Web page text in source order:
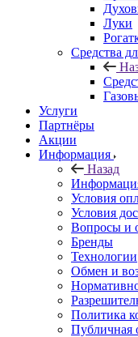
Луки
Средства
Услуги
Партнёры
Акции
Информация
Назад
Условия
Условия
Вопросы и
Бренды
Технологии
Обмен и
Политика
Публичная